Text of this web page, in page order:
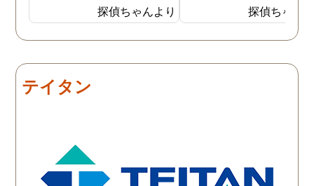
しで非常に満足していま
す。調査が終わった後もし
っかりとサポートしていた
になりました。さすが調査
のプロフェッショナルだと
探偵ちゃんより
婚をするのならと思い、
の不倫の証拠を押さえて
から離婚を提案すること
みの日に妻は外出するこ
に入って行った瞬間を押
探偵ちゃん
テイタン